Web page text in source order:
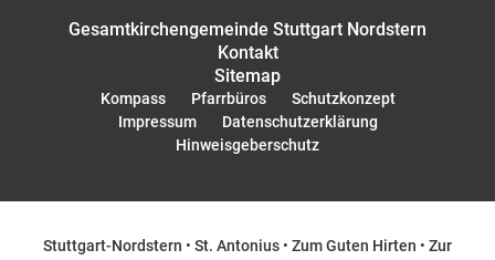
Gesamtkirchengemeinde Stuttgart Nordstern
Kontakt
Sitemap
Kompass Pfarrbüros
Schutzkonzept
Impressum
Datenschutzerklärung
Hinweisgeberschutz
Stuttgart-Nordstern • St. Antonius • Zum Guten Hirten • Zur